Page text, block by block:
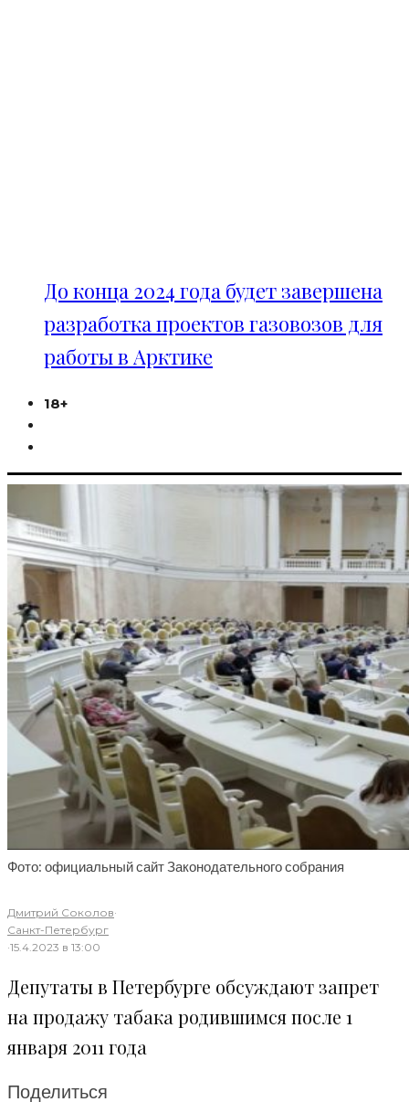
До конца 2024 года будет завершена
разработка проектов газовозов для
работы в Арктике
18+
Фото: официальный сайт Законодательного собрания
Дмитрий Соколов·
Санкт-Петербург
·15.4.2023 в 13:00
Депутаты в Петербурге обсуждают запрет
на продажу табака родившимся после 1
января 2011 года
Поделиться